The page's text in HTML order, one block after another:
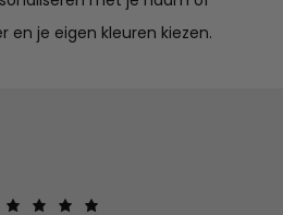
en je eigen kleuren kiezen.